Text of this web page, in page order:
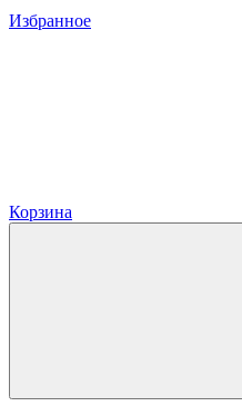
Избранное
Корзина